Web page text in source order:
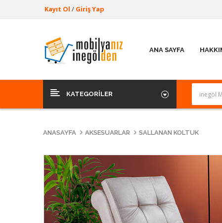
Kayıt Ol / Giriş Yap
ANA SAYFA
KATEGORILER
ANASAYFA AKSESUARLAR SALLANAN KOLTUK